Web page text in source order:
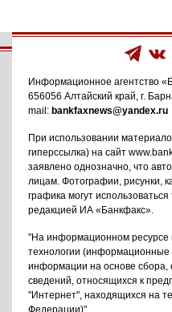
Информационное агентство
656056 Алтайский край, г.
mail: bankfaxnews@yandex.ru
При использовании
гиперссылка) на сайт
заявлено однозначно, что
лицам. Фотографии, рисунки,
графика могут
редакцией ИА «Банкфакс».
"На информационном ресурсе
технологии (информационные
информации на основе сбора,
сведений, относящихся к
"Интернет", находящихся на
Федерации)".